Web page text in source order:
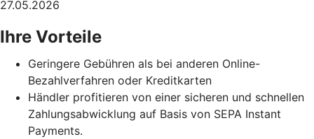
27.05.2026
Ihre Vorteile
Geringere Gebühren als bei anderen Online-
Bezahlverfahren oder Kreditkarten
Händler profitieren von einer sicheren und schnellen
Zahlungsabwicklung auf Basis von SEPA Instant
Payments.